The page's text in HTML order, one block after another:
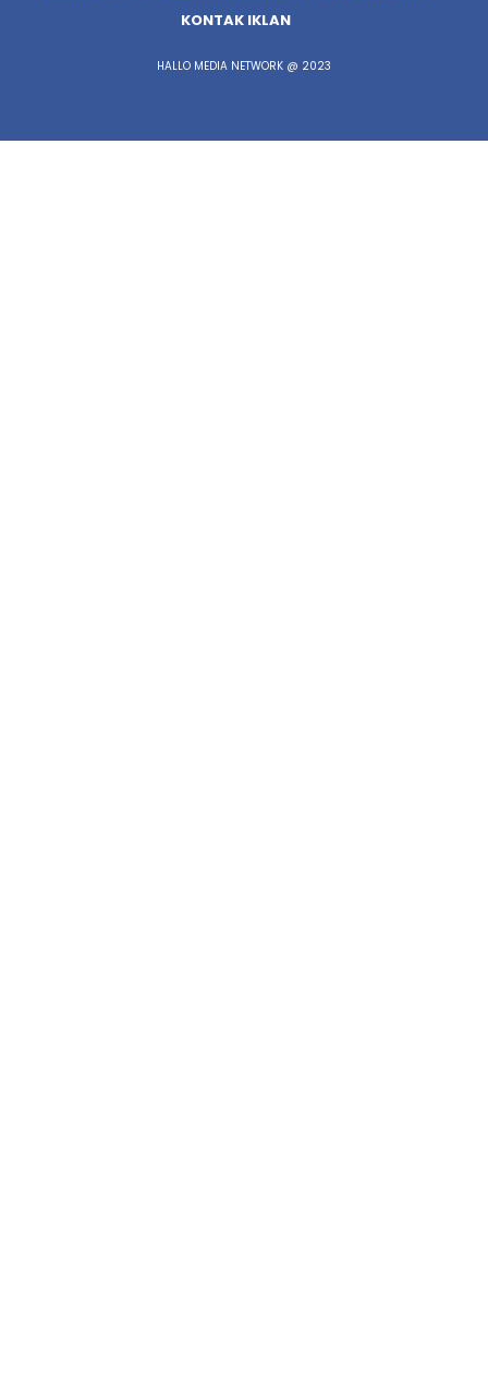
KONTAK IKLAN
HALLO MEDIA NETWORK @ 2023